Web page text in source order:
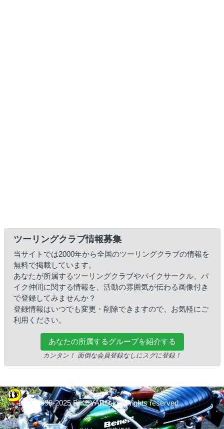
ツーリングクラブ情報募集
当サイトでは2000年から全国のツーリングクラブの情報を
無料で掲載しています。
あなたが所属するツーリングクラブやバイクサークル、バ
イク仲間に関する情報を、活動の雰囲気が伝わる画像付き
で登録してみませんか？
登録情報はいつでも変更・削除できますので、お気軽にご
利用ください。
あなたの所属するグループを紹介する
カンタン！ 面倒な会員登録なしにスグに登録！
© 1999-2025 BIKEYARD.jp All rights reserved.